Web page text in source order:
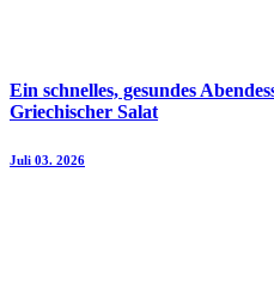
Ein schnelles, gesundes
Griechischer Salat
Juli 03. 2026